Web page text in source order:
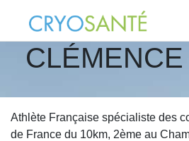
Athlète Française spécialiste des
de France du 10km, 2ème au